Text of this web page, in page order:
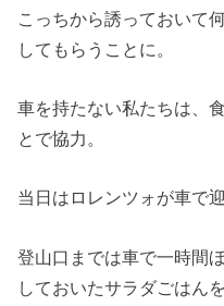
こっちから誘っておいて
してもらうことに。
車を持たない私たちは、
とで協力。
当日はロレンツォが車で
登山口までは車で一時間
しておいたサラダごはん